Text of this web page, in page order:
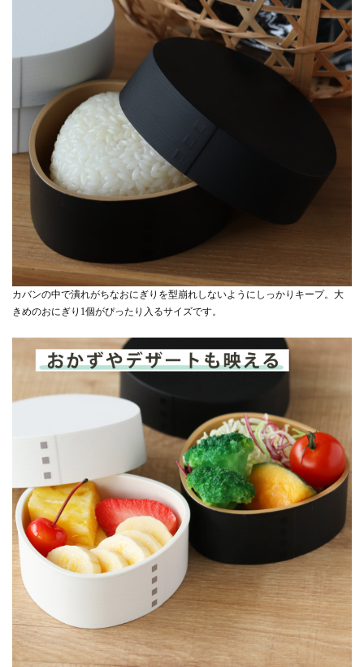
カバンの中で潰れがちなおにぎりを型崩れしないようにしっかりキープ。大
きめのおにぎり1個がぴったり入るサイズです。